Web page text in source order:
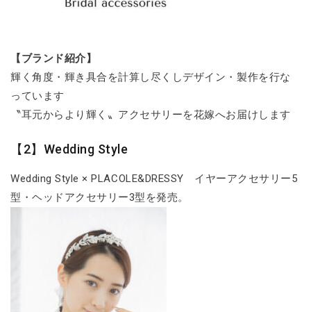
【ブランド紹介】
輝く角度・輝き具合を計算し尽くしデザイン・製作を行な
っています
〝耳元からより輝く〟アクセサリーを花嫁へお届けします
【2】Wedding Style
Wedding Style × PLACOLE&DRESSY イヤーアクセサリー5
型・ヘッドアクセサリー3型を発売。